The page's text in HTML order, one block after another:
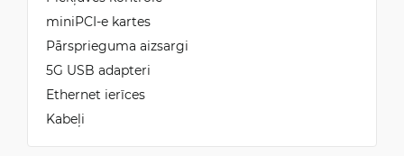
miniPCI-e kartes
Pārsprieguma aizsargi
5G USB adapteri
Ethernet ierīces
Kabeļi